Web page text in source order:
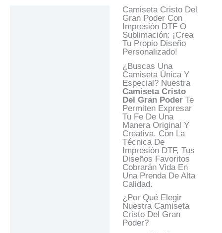
Camiseta Cristo Del
Gran Poder Con
Impresión DTF O
Sublimación: ¡Crea
Tu Propio Diseño
Personalizado!
¿Buscas Una
Camiseta Única Y
Especial? Nuestra
Camiseta Cristo
Del Gran Poder Te
Permiten Expresar
Tu Fe De Una
Manera Original Y
Creativa. Con La
Técnica De
Impresión DTF, Tus
Diseños Favoritos
Cobrarán Vida En
Una Prenda De Alta
Calidad.
¿Por Qué Elegir
Nuestra Camiseta
Cristo Del Gran
Poder?